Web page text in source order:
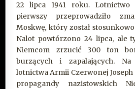
22 lipca 1941 roku.
pierwszy przeprowadziło
Moskwę, który został
Nalot powtórzono 24 lipca, ale
Niemcom zrzucić 300 ton
burzących i zapalających.
lotnictwa Armii Czerwonej
propagandy nazistowskich